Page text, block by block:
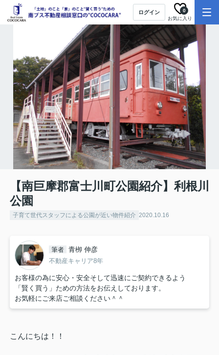
ログイン
お気に入り
0
【南巨摩郡富士川町公園紹介】利根川
公園
子育て世代スタッフによる公園が近い物件紹介 2020.10.16
筆者 青栁 伸彦
不動産キャリア8年
お客様の為に安心・安全そして迅速にご契約できるよう
「賢く買う」ための方法をお伝えしております。
お気軽にご来店ご相談ください＾＾
こんにちは！！